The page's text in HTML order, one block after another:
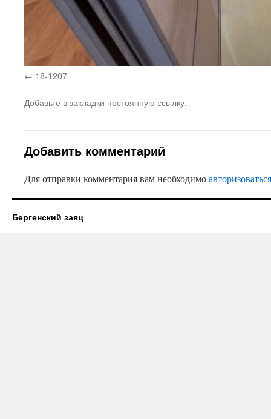
18-1207
Добавьте в закладки постоянную ссылку.
Добавить комментарий
Для отправки комментария вам необходимоавторизоваться
Бергенский заяц